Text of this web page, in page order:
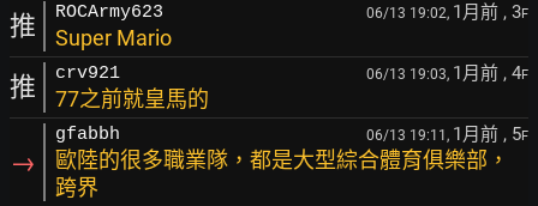
推 ROCArmy623 06/13 19:02, 1月前 , 3F
Super Mario
推 crv921 06/13 19:03, 1月前 , 4F
77之前就皇馬的
→
gfabbh 06/13 19:11, 1月前 , 5F
歐陸的很多職業隊，都是大型綜合體育俱樂部，
跨界